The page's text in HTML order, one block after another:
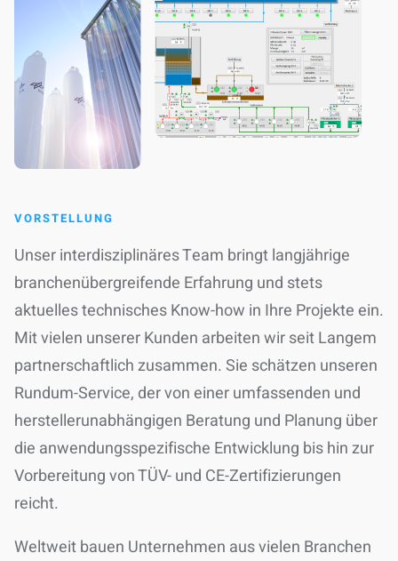
VORSTELLUNG
Unserinterdisziplinäres Team bringtlangjährige
branchenübergreifende Erfahrung und stets
aktuelles technisches Know-how in Ihre Projekte ein.
Mit vielen unserer Kunden arbeiten wir seit Langem
partnerschaftlich zusammen. Sie schätzen unseren
Rundum-Service, der von einer umfassenden und
herstellerunabhängigen Beratung und Planung über
die anwendungsspezifische Entwicklung bis hin zur
Vorbereitung von TÜV- und CE-Zertifizierungen
reicht.
Weltweit bauen Unternehmen aus vielen Branchen